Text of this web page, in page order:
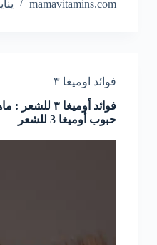
mamavitamins.com يناير 31,
فوائد اوميغا ٣
فوائد أوميغا ٣
حبوب أوميغا 3 للشعر